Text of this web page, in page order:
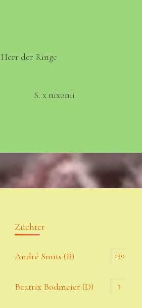
Herr der Ringe
S. x nixonii
Züchter
André Smits (B) 150
Beatrix Bodmeier (D) 3